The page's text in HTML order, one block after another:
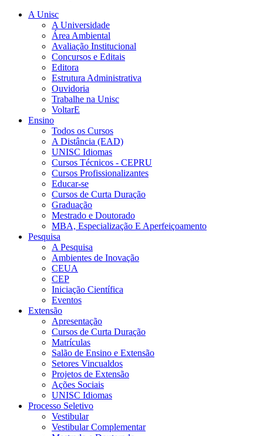
A Unisc
A Universidade
Área Ambiental
Avaliação Institucional
Concursos e Editais
Editora
Estrutura Administrativa
Ouvidoria
Trabalhe na Unisc
VoltarE
Ensino
Todos os Cursos
A Distância (EAD)
UNISC Idiomas
Cursos Técnicos - CEPRU
Cursos Profissionalizantes
Educar-se
Cursos de Curta Duração
Graduação
Mestrado e Doutorado
MBA, Especialização E Aperfeiçoamento
Pesquisa
A Pesquisa
Ambientes de Inovação
CEUA
CEP
Iniciação Científica
Eventos
Extensão
Apresentação
Cursos de Curta Duração
Matrículas
Salão de Ensino e Extensão
Setores Vincualdos
Projetos de Extensão
Ações Sociais
UNISC Idiomas
Processo Seletivo
Vestibular
Vestibular Complementar